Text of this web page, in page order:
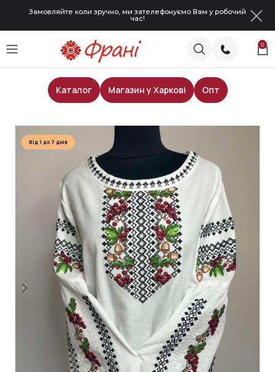
Замовляйте коли зручно, ми зателефонуємо Вам у робочий
час!
0
Каталог Магазин у Харкові
Опт
Жіночі блузи
Від 1 до 7 днів